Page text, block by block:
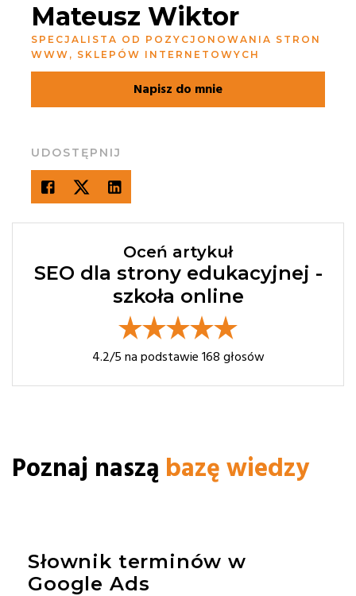
Mateusz Wiktor
SPECJALISTA OD POZYCJONOWANIA STRON
WWW, SKLEPÓW INTERNETOWYCH
Napisz do mnie
UDOSTĘPNIJ
Oceń artykuł
SEO dla strony edukacyjnej -
szkoła online
4.2/5 na podstawie 168 głosów
Poznaj naszą bazę wiedzy
Słownik terminów w
Google Ads